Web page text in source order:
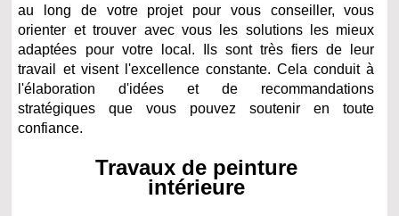
au long de votre projet pour vous conseiller, vous
orienter et trouver avec vous les solutions les mieux
adaptées pour votre local. Ils sont très fiers de leur
travail et visent l'excellence constante. Cela conduit à
l'élaboration d'idées et de recommandations
stratégiques que vous pouvez soutenir en toute
confiance.
Travaux de peinture
intérieure